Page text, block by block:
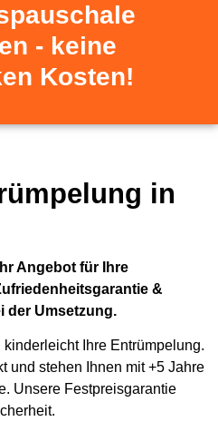
- keine
Kosten!
in
Angebot für Ihre
&
der Umsetzung.
Ihre Entrümpelung.
und stehen Ihnen mit +5 Jahre
Unsere Festpreisgarantie